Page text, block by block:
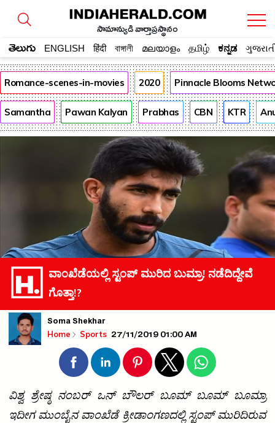
సామాన్యుడి వార్తాప్రస్థానం
తెలుగు ENGLISH हिंदी বাঙ্গালী മലയാളം தமிழ் ಕನ್ನಡ
Romance-scenes-in-movies 2020 Pinnacle Blooms
Samantha Pawan Kalyan Prabhas CBN KTR
ವಾಂಖೆಡೆಯಲ್ಲಿ ಸ್ಟಂಪ್‌ ಮುರಿದ ಬುಮ್ರಾ! ನಡೆದಿದ್ದೇವೆ
ಗೊತ್ತಾ!?
Soma Shekhar
Home Sports 27/11/2019 01:00 AM
ವಿಶ್ವ ಶ್ರೇಷ್ಠ ನಂಬರ್ ಒನ್ ಬೌಲರ್ ಬೂಮ್ ಬೂಮ್ ಬೂಮ್ರಾ
ಇದೀಗ ಮುಂಬೈನ ವಾಂಖೆಡೆ ಕ್ರೀಡಾಂಗಣದಲ್ಲಿ ಸ್ಟಂಪ್ ಮುರಿದಿರುವ